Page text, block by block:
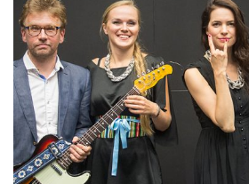
VOORAND / KOIKSON /